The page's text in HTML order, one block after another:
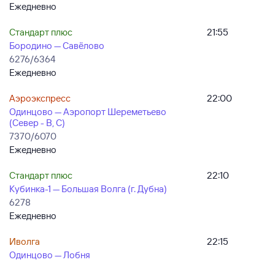
Ежедневно
Стандарт плюс
Бородино — Савёлово
6276/6364
Ежедневно
21:55
Аэроэкспресс
Одинцово — Аэропорт Шереметьево
(Север - B, C)
7370/6070
Ежедневно
22:00
Стандарт плюс
Кубинка-1 — Большая Волга (г. Дубна)
6278
Ежедневно
22:10
Иволга
Одинцово — Лобня
22:15